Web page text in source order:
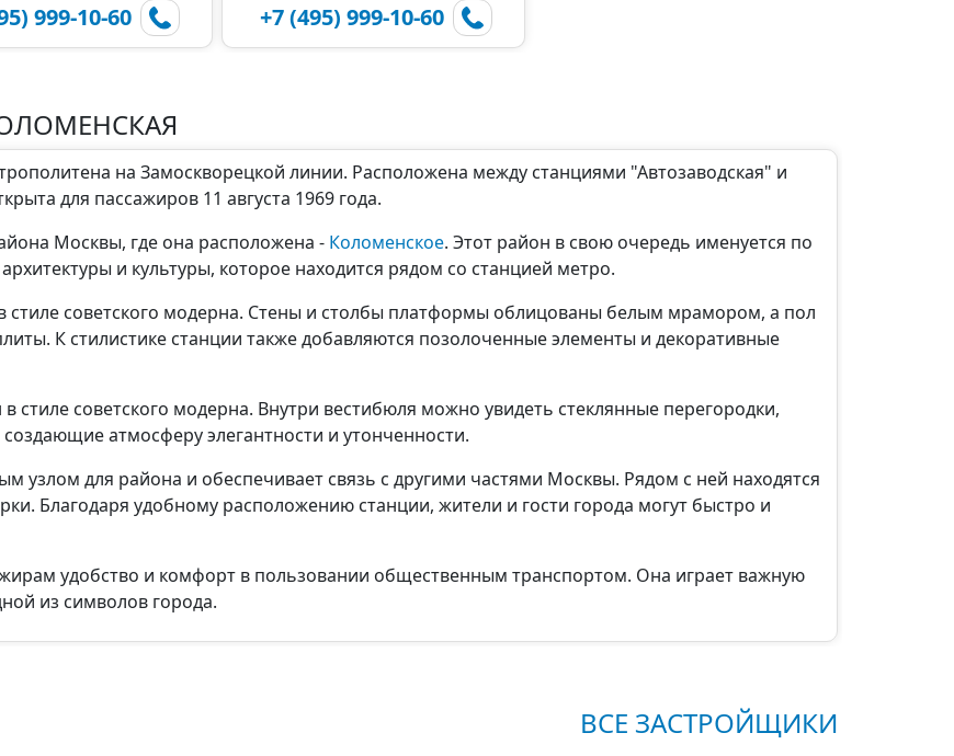
999-10-60 +7 (495) 999-10-60
на Замоскворецкой линии. Расположена между станциями "Автозаводская" и
для пассажиров 11 августа 1969 года.
Москвы, где она расположена - Коломенское. Этот район в свою очередь именуется по
и культуры, которое находится рядом со станцией метро.
советского модерна. Стены и столбы платформы облицованы белым мрамором, а пол
К стилистике станции также добавляются позолоченные элементы и декоративные
советского модерна. Внутри вестибюля можно увидеть стеклянные перегородки,
атмосферу элегантности и утонченности.
узлом для района и обеспечивает связь с другими частями Москвы. Рядом с ней находятся
Благодаря удобному расположению станции, жители и гости города могут быстро и
удобство и комфорт в пользовании общественным транспортом. Она играет важную
из символов города.
ВСЕ ЗАСТРОЙЩИКИ